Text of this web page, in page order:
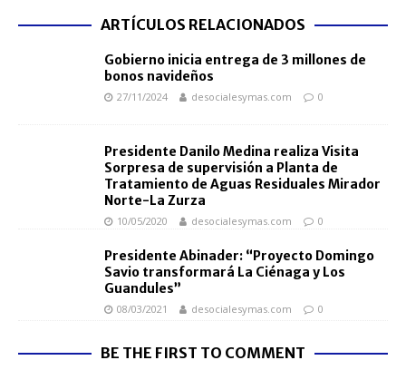
ARTÍCULOS RELACIONADOS
Gobierno inicia entrega de 3 millones de
bonos navideños
27/11/2024 desocialesymas.com 0
Presidente Danilo Medina realiza Visita
Sorpresa de supervisión a Planta de
Tratamiento de Aguas Residuales Mirador
Norte-La Zurza
10/05/2020 desocialesymas.com 0
Presidente Abinader: “Proyecto Domingo
Savio transformará La Ciénaga y Los
Guandules”
08/03/2021 desocialesymas.com 0
BE THE FIRST TO COMMENT